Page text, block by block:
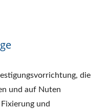
die
und auf Nuten
und